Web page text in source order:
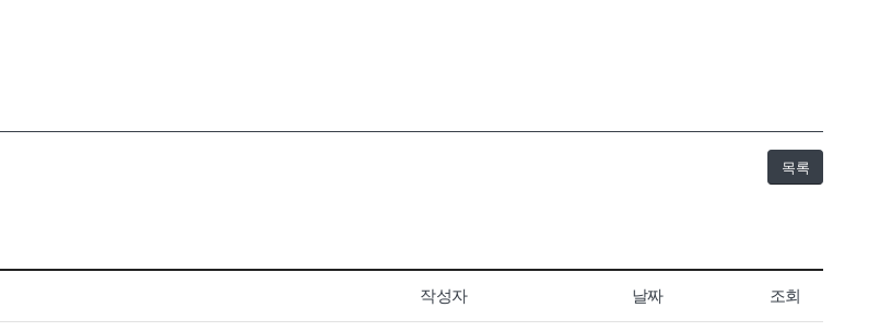
목록
작성자 날짜 조회